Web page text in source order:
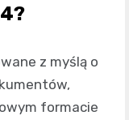
z myślą o
formacie